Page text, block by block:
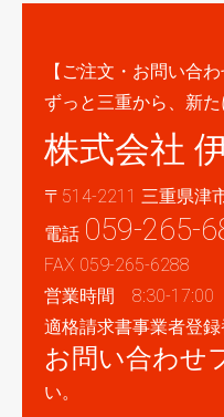
【ご注文・お問い合わ
ずっと三重から、新た
株式会社
〒514-2211 三重県津
電話 059-265-
FAX 059-265-6288
営業時間 8:30-17:00
適格請求書事業者登
お問い合わせ
い。